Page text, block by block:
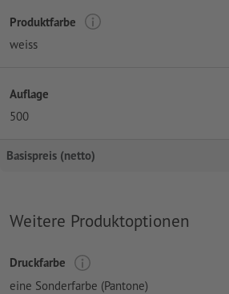
Produktfarbe
weiss
Auflage
500
Basispreis (netto)
Weitere Produktoptionen
Druckfarbe
eine Sonderfarbe (Pantone)